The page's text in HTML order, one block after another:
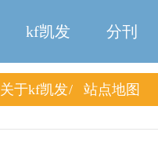
kf凯发 分刊
关于kf凯发
站点地图